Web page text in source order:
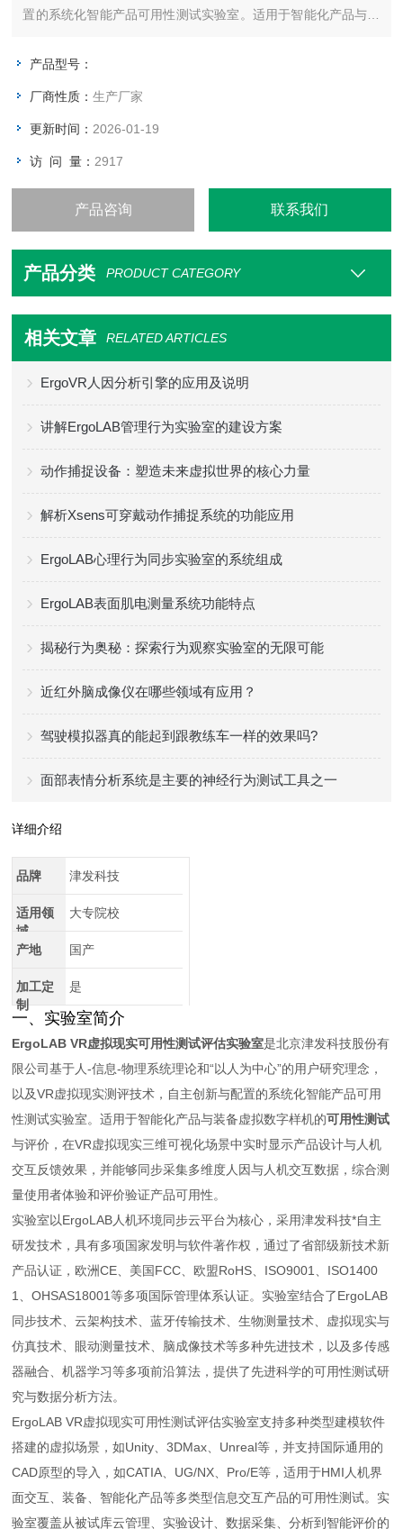
置的系统化智能产品可用性测试实验室。适用于智能化产品与装
场景中实时显示产品设计与人机交互反馈效果，并能够同步采集
产品型号：
厂商性质：生产厂家
更新时间： 2026-01-19
访 问 量： 2917
产品咨询 联系我们
产品分类 PRODUCT CATEGORY
相关文章 RELATED ARTICLES
ErgoVR人因分析引擎的应用及说明
讲解ErgoLAB管理行为实验室的建设方案
动作捕捉设备：塑造未来虚拟世界的核心力量
解析Xsens可穿戴动作捕捉系统的功能应用
ErgoLAB心理行为同步实验室的系统组成
ErgoLAB表面肌电测量系统功能特点
揭秘行为奥秘：探索行为观察实验室的无限可能
近红外脑成像仪在哪些领域有应用？
驾驶模拟器真的能起到跟教练车一样的效果吗?
面部表情分析系统是主要的神经行为测试工具之一
详细介绍
品牌 津发科技
适用领
域
大专院校
产地 国产
加工定
制
是
一、实验室简介
ErgoLAB VR虚拟现实可用性测试评估实验室是北京津发科技股份有
限公司基于人-信息-物理系统理论和“以人为中心”的用户研究理念，
以及VR虚拟现实测评技术，自主创新与配置的系统化智能产品可用
性测试实验室。适用于智能化产品与装备虚拟数字样机的可用性测试
与评价，在VR虚拟现实三维可视化场景中实时显示产品设计与人机
交互反馈效果，并能够同步采集多维度人因与人机交互数据，综合测
量使用者体验和评价验证产品可用性。
实验室以ErgoLAB人机环境同步云平台为核心，采用津发科技*自主
研发技术，具有多项国家发明与软件著作权，通过了省部级新技术新
产品认证，欧洲CE、美国FCC、欧盟RoHS、ISO9001、ISO1400
1、OHSAS18001等多项国际管理体系认证。实验室结合了ErgoLAB
同步技术、云架构技术、蓝牙传输技术、生物测量技术、虚拟现实与
仿真技术、眼动测量技术、脑成像技术等多种先进技术，以及多传感
器融合、机器学习等多项前沿算法，提供了先进科学的可用性测试研
究与数据分析方法。
ErgoLAB VR虚拟现实可用性测试评估实验室支持多种类型建模软件
搭建的虚拟场景，如Unity、3DMax、Unreal等，并支持国际通用的
CAD原型的导入，如CATIA、UG/NX、Pro/E等，适用于HMI人机界
面交互、装备、智能化产品等多类型信息交互产品的可用性测试。实
验室覆盖从被试库云管理、实验设计、数据采集、分析到智能评价的